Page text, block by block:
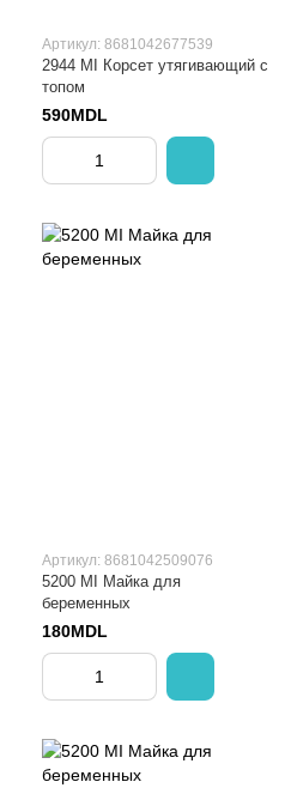
Артикул: 8681042677539
2944 MI Корсет утягивающий с
топом
590MDL
Артикул: 8681042509076
5200 MI Майка для
беременных
180MDL